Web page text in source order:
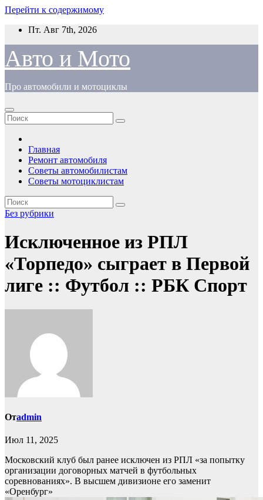
Перейти к содержимому
Пт. Авг 7th, 2026
Авто и Мото
Про автомобили и мотоциклы
Главная
Ремонт автомобиля
Советы автомобилистам
Советы мотоциклистам
Без рубрики
Исключенное из РПЛ
«Торпедо» сыграет в Первой
лиге :: Футбол :: РБК Спорт
Отadmin
Июл 11, 2025
Московский клуб был ранее исключен из РПЛ «за попытку
организации договорных матчей в футбольных
соревнованиях». В высшем дивизионе его заменит
«Оренбург»